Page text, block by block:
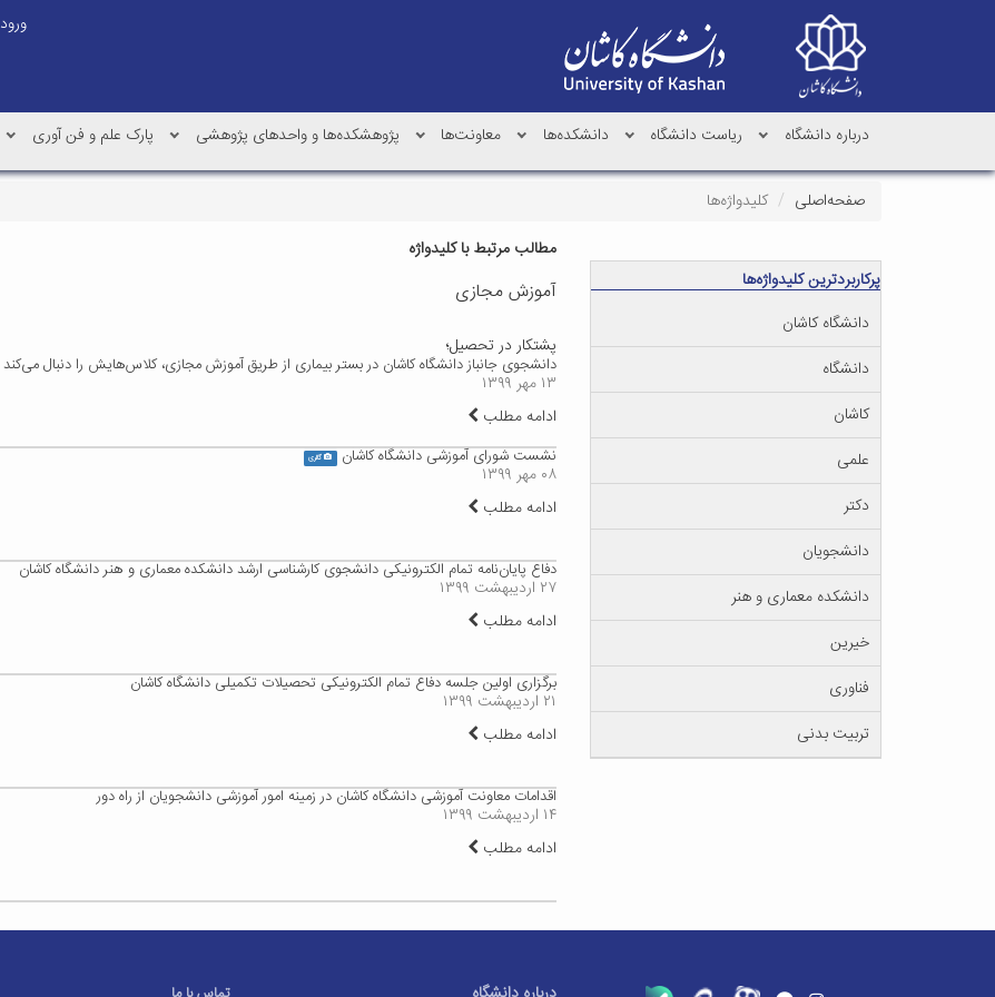
ورود
درباره دانشگاه ریاست دانشگاه دانشکده‌ها معاونت‌ها پژوهشکده‌ها و واحدهای پژوهشی پارک علم و فن آوری
صفحه‌اصلی
کلیدواژه‌ها
مطالب مرتبط با کلیدواژه
آموزش مجازی
پشتکار در تحصیل؛
دانشجوی جانباز دانشگاه کاشان در بستر بیماری از طریق آموزش مجازی، کلاس‌‌هایش را دنبال می‌کند
۱۳ مهر ۱۳۹۹
ادامه مطلب
نشست شورای آموزشی دانشگاه کاشان گالری
۰۸ مهر ۱۳۹۹
ادامه مطلب
دفاع پایان‌نامه تمام الکترونیکی دانشجوی کارشناسی ارشد دانشکده معماری و هنر دانشگاه کاشان
۲۷ اردیبهشت ۱۳۹۹
ادامه مطلب
برگزاری اولین جلسه دفاع تمام الکترونیکی تحصیلات تکمیلی دانشگاه کاشان
۲۱ اردیبهشت ۱۳۹۹
ادامه مطلب
اقدامات معاونت آموزشی دانشگاه کاشان در زمینه امور آموزشی دانشجویان از راه دور
۱۴ اردیبهشت ۱۳۹۹
ادامه مطلب
پرکاربردترین کلیدواژه‌ها
دانشگاه کاشان
دانشگاه
کاشان
علمی
دکتر
دانشجویان
دانشکده معماری و هنر
خیرین
فناوری
تربیت بدنی